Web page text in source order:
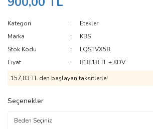
Kategori
Etekler
Marka
KBS
Stok Kodu
LQSTVX58
Fiyat
818,18 TL + KDV
157,83 TL den başlayan taksitlerle!
Seçenekler